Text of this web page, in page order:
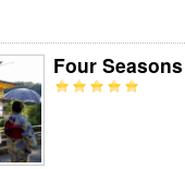
Four